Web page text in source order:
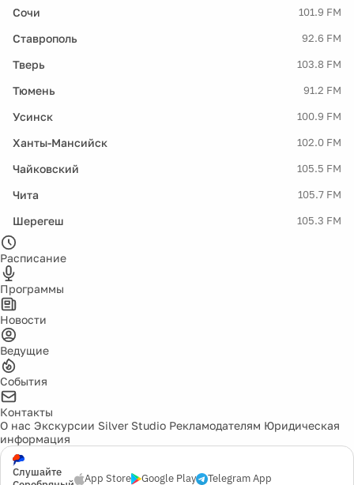
Сочи 101.9 FM
Ставрополь 92.6 FM
Тверь 103.8 FM
Тюмень 91.2 FM
Усинск 100.9 FM
Ханты-Мансийск 102.0 FM
Чайковский 105.5 FM
Чита 105.7 FM
Шерегеш 105.3 FM
Расписание
Программы
Новости
Ведущие
События
Контакты
О нас Экскурсии Silver Studio Рекламодателям Юридическая
информация
Слушайте
App Store Google Play Telegram App